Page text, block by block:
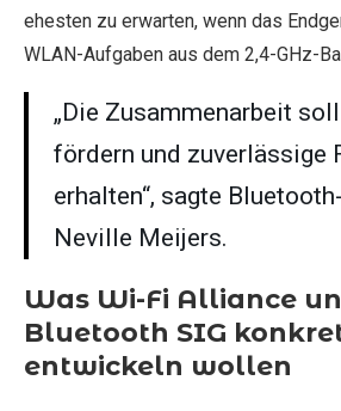
ehesten zu erwarten, wenn das
WLAN-Aufgaben aus dem 2,4-GHz-
„Die Zusammenarbeit
fördern und zuverlässige
erhalten“, sagte
Neville Meijers.
Was Wi-Fi Alliance
Bluetooth SIG
entwickeln wollen